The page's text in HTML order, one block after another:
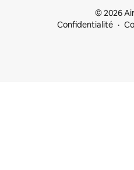
© 2026
Confidentialité